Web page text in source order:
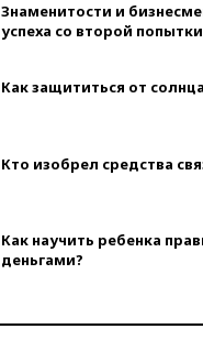
Знаменитости и
успеха со второй попытки
Как защититься от
Кто изобрел средства
Как научить ребенка
деньгами?